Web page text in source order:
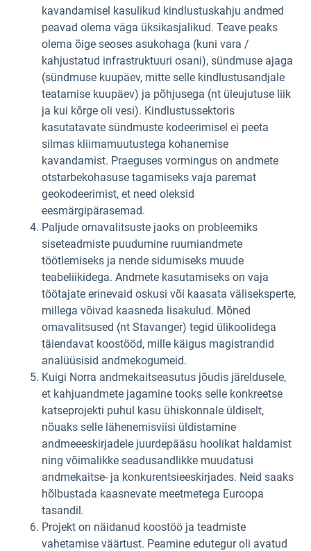
kavandamisel kasulikud kindlustuskahju andmed
peavad olema väga üksikasjalikud. Teave peaks
olema õige seoses asukohaga (kuni vara /
kahjustatud infrastruktuuri osani), sündmuse ajaga
(sündmuse kuupäev, mitte selle kindlustusandjale
teatamise kuupäev) ja põhjusega (nt üleujutuse liik
ja kui kõrge oli vesi). Kindlustussektoris
kasutatavate sündmuste kodeerimisel ei peeta
silmas kliimamuutustega kohanemise
kavandamist. Praeguses vormingus on andmete
otstarbekohasuse tagamiseks vaja paremat
geokodeerimist, et need oleksid
eesmärgipärasemad.
Paljude omavalitsuste jaoks on probleemiks
siseteadmiste puudumine ruumiandmete
töötlemiseks ja nende sidumiseks muude
teabeliikidega. Andmete kasutamiseks on vaja
töötajate erinevaid oskusi või kaasata väliseksperte,
millega võivad kaasneda lisakulud. Mõned
omavalitsused (nt Stavanger) tegid ülikoolidega
täiendavat koostööd, mille käigus magistrandid
analüüsisid andmekogumeid.
Kuigi Norra andmekaitseasutus jõudis järeldusele,
et kahjuandmete jagamine tooks selle konkreetse
katseprojekti puhul kasu ühiskonnale üldiselt,
nõuaks selle lähenemisviisi üldistamine
andmeeeskirjadele juurdepääsu hoolikat haldamist
ning võimalikke seadusandlikke muudatusi
andmekaitse- ja konkurentsieeskirjades. Neid saaks
hõlbustada kaasnevate meetmetega Euroopa
tasandil.
Projekt on näidanud koostöö ja teadmiste
vahetamise väärtust. Peamine edutegur oli avatud